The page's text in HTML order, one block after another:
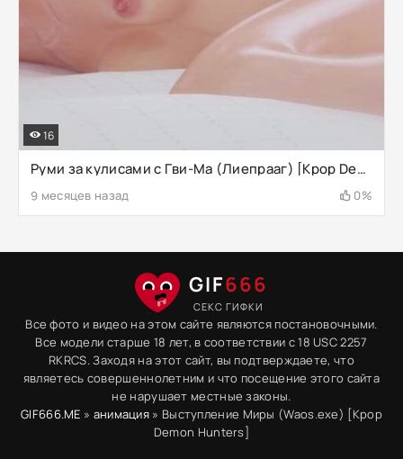
Руми за кулисами с Гви-Ма (Лиепрааг) [Kpop Demon Hunters]
9 месяцев назад 0%
16
GIF666
СЕКС ГИФКИ
Все фото и видео на этом сайте являются постановочными.
Все модели старше 18 лет, в соответствии с 18 USC 2257
RKRCS. Заходя на этот сайт, вы подтверждаете, что
являетесь совершеннолетним и что посещение этого сайта
не нарушает местные законы.
GIF666.ME » анимация » Выступление Миры (Waos.exe) [Kpop
Demon Hunters]